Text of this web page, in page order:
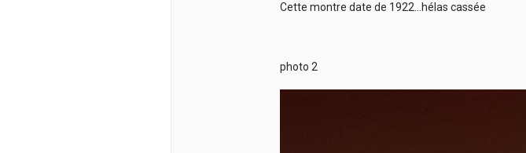
Cette montre date de 1922…hélas cassée
photo 2